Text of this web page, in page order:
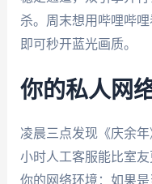
杀。周末想用哔哩哔
即可秒开蓝光画质。
你的私人网
凌晨三点发现《庆余
小时人工客服能比室
你的网络环境：如果